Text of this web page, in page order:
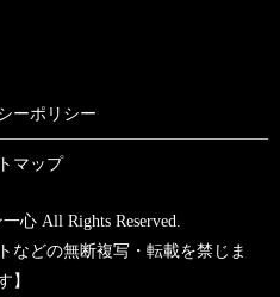
ーポリシー
マップ
心 All Rights Reserved.
などの無断複写・転載を禁じま
】